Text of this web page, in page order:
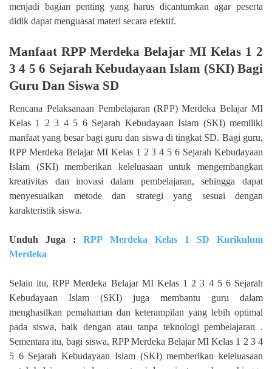
menjadi bagian penting yang harus dicantumkan agar peserta
didik dapat menguasai materi secara efektif.
Manfaat RPP Merdeka Belajar MI Kelas 1 2
3 4 5 6 Sejarah Kebudayaan Islam (SKI) Bagi
Guru Dan Siswa SD
Rencana Pelaksanaan Pembelajaran (RPP) Merdeka Belajar MI
Kelas 1 2 3 4 5 6 Sejarah Kebudayaan Islam (SKI) memiliki
manfaat yang besar bagi guru dan siswa di tingkat SD. Bagi guru,
RPP Merdeka Belajar MI Kelas 1 2 3 4 5 6 Sejarah Kebudayaan
Islam (SKI) memberikan keleluasaan untuk mengembangkan
kreativitas dan inovasi dalam pembelajaran, sehingga dapat
menyesuaikan metode dan strategi yang sesuai dengan
karakteristik siswa.
Unduh Juga :RPP Merdeka Kelas 1 SD Kurikulum
Merdeka
Selain itu, RPP Merdeka Belajar MI Kelas 1 2 3 4 5 6 Sejarah
Kebudayaan Islam (SKI) juga membantu guru dalam
menghasilkan pemahaman dan keterampilan yang lebih optimal
pada siswa, baik dengan atau tanpa teknologi pembelajaran .
Sementara itu, bagi siswa, RPP Merdeka Belajar MI Kelas 1 2 3 4
5 6 Sejarah Kebudayaan Islam (SKI) memberikan keleluasaan